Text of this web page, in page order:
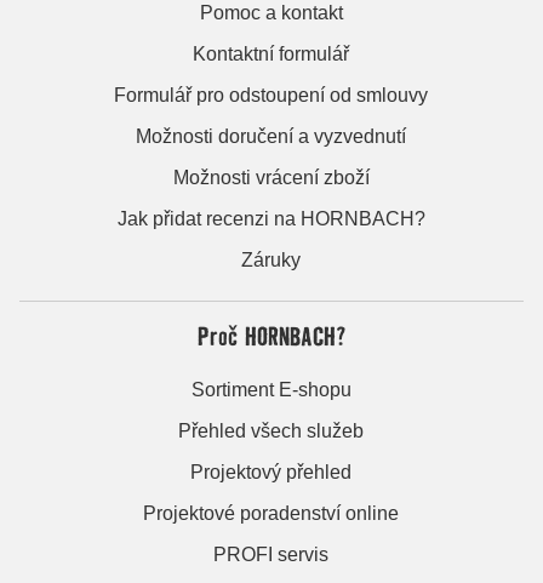
Pomoc a kontakt
Kontaktní formulář
Formulář pro odstoupení od smlouvy
Možnosti doručení a vyzvednutí
Možnosti vrácení zboží
Jak přidat recenzi na HORNBACH?
Záruky
Proč HORNBACH?
Sortiment E-shopu
Přehled všech služeb
Projektový přehled
Projektové poradenství online
PROFI servis